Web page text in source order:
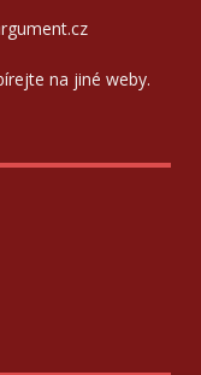
na jiné weby.